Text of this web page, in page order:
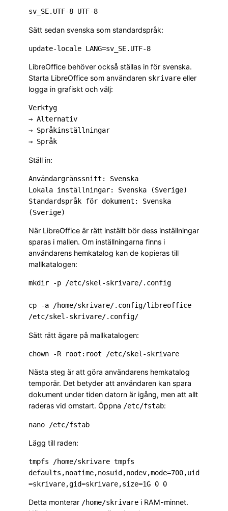
Sätt sedan svenska som standardspråk:
LibreOffice behöver också ställas in för svenska.
Starta LibreOffice som användaren skrivare eller
logga in grafiskt och välj:
Verktyg
→ Alternativ
→ Språkinställningar
Ställ in:
Användargränssnitt: Svenska
Lokala inställningar: Svenska (Sverige)
Standardspråk för dokument: Svenska
När LibreOffice är rätt inställt bör dess inställningar
sparas i mallen. Om inställningarna finns i
användarens hemkatalog kan de kopieras till
mallkatalogen:
mkdir -p /etc/skel-skrivare/.config
cp -a /home/skrivare/.config/libreoffice
Sätt rätt ägare på mallkatalogen:
Nästa steg är att göra användarens hemkatalog
temporär. Det betyder att användaren kan spara
dokument under tiden datorn är igång, men att allt
raderas vid omstart. Öppna /etc/fstab:
Lägg till raden:
tmpfs /home/skrivare tmpfs
defaults,noatime,nosuid,nodev,mode=700,uid
Detta monterar /home/skrivare i RAM-minnet.